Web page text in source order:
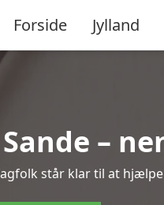
Forside Jylland
–
står klar til at